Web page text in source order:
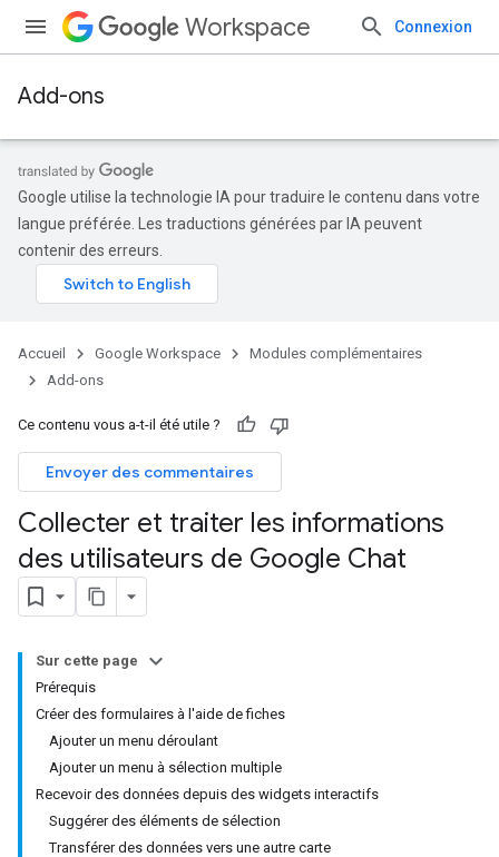
Workspace Connexion
Add-ons
Google utilise la technologie IA pour traduire le contenu dans votre
langue préférée. Les traductions générées par IA peuvent
contenir des erreurs.
Accueil Google Workspace
Modules complémentaires
Add-ons
Ce contenu vous a-t-il été utile ?
Envoyer des commentaires
Collecter et traiter les informations
des utilisateurs de Google Chat
Sur cette page
Prérequis
Créer des formulaires à l'aide de fiches
Ajouter un menu déroulant
Ajouter un menu à sélection multiple
Recevoir des données depuis des widgets interactifs
Suggérer des éléments de sélection
Transférer des données vers une autre carte